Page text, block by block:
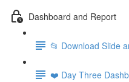
Dashboard and Report
📂 Download Slide
❤️ Day Three